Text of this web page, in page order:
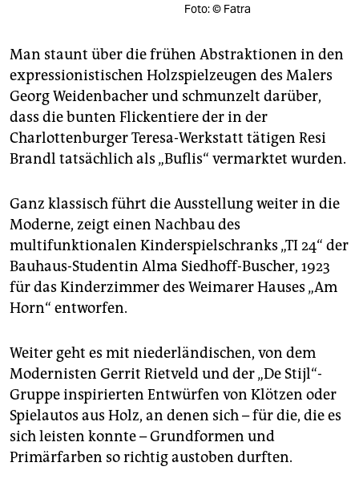
Foto: © Fatra
Man staunt über die frühen Abstraktionen in den
expressionistischen Holzspielzeugen des Malers
Georg Weidenbacher und schmunzelt darüber,
dass die bunten Flickentiere der in der
Charlottenburger Teresa-Werkstatt tätigen Resi
Brandl tatsächlich als „Buflis“ vermarktet wurden.
Ganz klassisch führt die Ausstellung weiter in die
Moderne, zeigt einen Nachbau des
multifunktionalen Kinderspielschranks „TI 24“ der
Bauhaus-Studentin Alma Siedhoff-Buscher, 1923
für das Kinderzimmer des Weimarer Hauses „Am
Horn“ entworfen.
Weiter geht es mit niederländischen, von dem
Modernisten Gerrit Rietveld und der „De Stijl“-
Gruppe inspirierten Entwürfen von Klötzen oder
Spielautos aus Holz, an denen sich – für die, die es
sich leisten konnte – Grundformen und
Primärfarben so richtig austoben durften.